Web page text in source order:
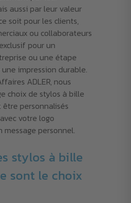
aussi par leur valeur
soit pour les clients,
ou collaborateurs
pour un
ou une étape
impression durable.
ADLER, nous
choix de stylos à bille
personnalisés
votre logo
message personnel.
stylos à bille
sont le choix